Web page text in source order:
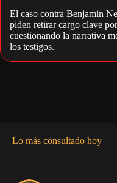
El caso contra Benjamin
piden retirar cargo clave
cuestionando la narrativa
los testigos.
Lo más consultado hoy